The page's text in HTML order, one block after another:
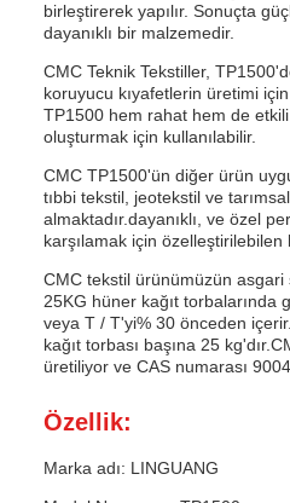
birleştirerek yapılır. Sonuçta
dayanıklı bir malzemedir.
CMC Teknik Tekstiller,
koruyucu kıyafetlerin üretimi
TP1500 hem rahat hem de
oluşturmak için kullanılabilir.
CMC TP1500'ün diğer ürün
tıbbi tekstil, jeotekstil ve
almaktadır.dayanıklı, ve özel
karşılamak için özelleştirilebilen
CMC tekstil ürünümüzün asgari
25KG hüner kağıt torbalarında
veya T / T'yi% 30 önceden
kağıt torbası başına 25
üretiliyor ve CAS numarası
Özellik:
Marka adı: LINGUANG